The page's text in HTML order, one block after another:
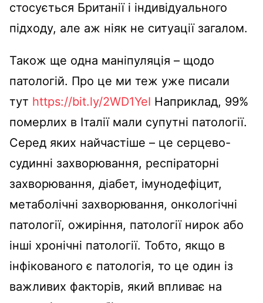
стосується Британії і індивідуального
підходу, але аж ніяк не ситуації загалом.
Також ще одна маніпуляція – щодо
патологій. Про це ми теж уже писали
тут https://bit.ly/2WD1YeI Наприклад, 99%
померлих в Італії мали супутні патології.
Серед яких найчастіше – це серцево-
судинні захворювання, респіраторні
захворювання, діабет, імунодефіцит,
метаболічні захворювання, онкологічні
патології, ожиріння, патології нирок або
інші хронічні патології. Тобто, якщо в
інфікованого є патологія, то це один із
важливих факторів, який впливає на